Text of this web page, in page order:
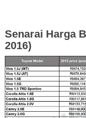
Senarai Harga
2016)